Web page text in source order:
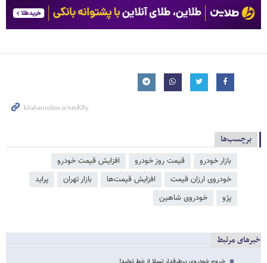
برچسب‌ها
بازار خودرو قیمت روز خودرو
افزایش قیمت خودرو
خودروی ارزان قیمت
افزایش قیمت‌ها بازار تهران
پراید
پژو
خودروی شاهین
خبرهای مرتبط